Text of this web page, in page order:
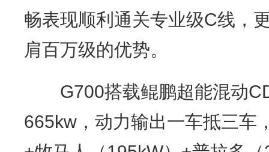
畅表现顺利通关专业级C线，
肩百万级的优势。
G700搭载鲲鹏超能混动
665kw，动力输出一车抵三车